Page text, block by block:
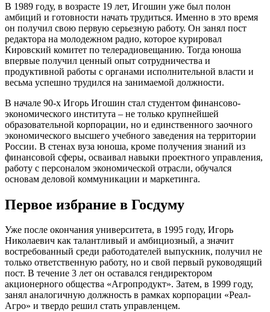
В 1989 году, в возрасте 19 лет, Игошин уже был полон
амбиций и готовности начать трудиться. Именно в это время
он получил свою первую серьезную работу. Он занял пост
редактора на молодежном радио, которое курировал
Кировский комитет по телерадиовещанию. Тогда юноша
впервые получил ценный опыт сотрудничества и
продуктивной работы с органами исполнительной власти и
весьма успешно трудился на занимаемой должности.
В начале 90-х Игорь Игошин стал студентом финансово-
экономического института – не только крупнейшей
образовательной корпорации, но и единственного заочного
экономического высшего учебного заведения на территории
России. В стенах вуза юноша, кроме получения знаний из
финансовой сферы, осваивал навыки проектного управления,
работу с персоналом экономической отрасли, обучался
основам деловой коммуникации и маркетинга.
Первое избрание в Госдуму
Уже после окончания университета, в 1995 году, Игорь
Николаевич как талантливый и амбициозный, а значит
востребованный среди работодателей выпускник, получил не
только ответственную работу, но и свой первый руководящий
пост. В течение 3 лет он оставался гендиректором
акционерного общества «Агропродукт». Затем, в 1999 году,
занял аналогичную должность в рамках корпорации «Реал-
Агро» и твердо решил стать управленцем.